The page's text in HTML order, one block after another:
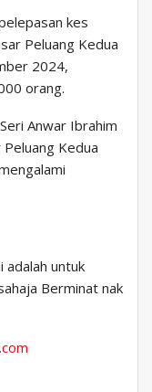
kes
Peluang Kedua
2024,
orang.
Anwar Ibrahim
Kedua
adalah untuk
Berminat nak